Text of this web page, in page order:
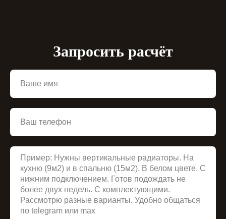
Запросить расчёт